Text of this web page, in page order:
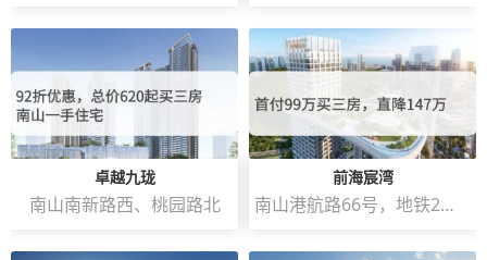
卓越九珑
南山南新路西、桃园路北
前海宸湾
南山港航路66号，地铁2号线和5号线赤湾地铁站C出口